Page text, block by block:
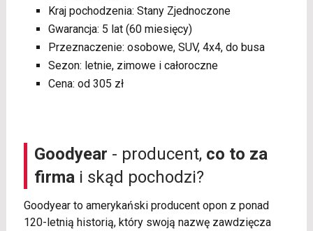
Kraj pochodzenia: Stany Zjednoczone
Gwarancja: 5 lat (60 miesięcy)
Przeznaczenie: osobowe, SUV, 4x4, do busa
Sezon: letnie, zimowe i całoroczne
Cena: od 305 zł
Goodyear - producent, co to za
firma i skąd pochodzi?
Goodyear to amerykański producent opon z ponad
120-letnią historią, który swoją nazwę zawdzięcza